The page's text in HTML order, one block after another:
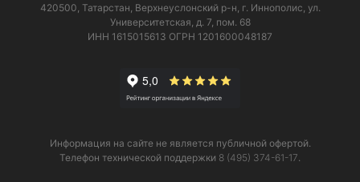
420500, Татарстан, Верхнеуслонский р-н, г. Иннополис, ул.
Университетская, д. 7, пом. 68
ИНН 1615015613 ОГРН 1201600048187
Информация на сайте не является публичной офертой.
Телефон технической поддержки 8 (495) 374-61-17.